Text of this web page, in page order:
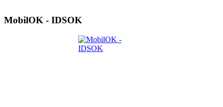
MobilOK - IDSOK